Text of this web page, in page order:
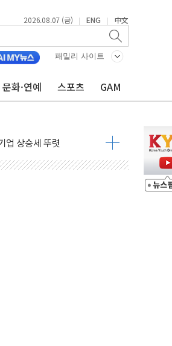
2026.08.07 (금) | ENG | 中文
패밀리 사이트
문화·연예 스포츠 GAM
리티 구체화
스크·피그마·앱러빈↓
지털·샌디스크↓
업 상승세 뚜렷
감 극대화 전략
큰 변수"
·42일 만 도발
텔이 습득해 전투 활용